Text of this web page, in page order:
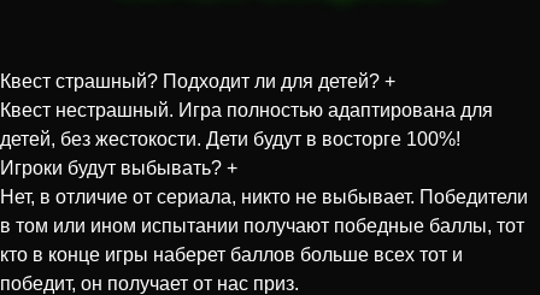
Квест страшный? Подходит ли для детей? +
Квест нестрашный. Игра полностью адаптирована для
детей, без жестокости. Дети будут в восторге 100%!
Игроки будут выбывать? +
Нет, в отличие от сериала, никто не выбывает. Победители
в том или ином испытании получают победные баллы, тот
кто в конце игры наберет баллов больше всех тот и
победит, он получает от нас приз.